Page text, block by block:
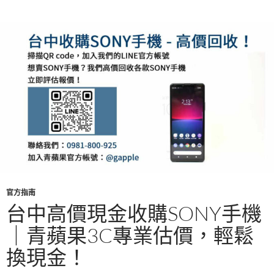
k
官方指南
台中高價現金收購SONY手機
｜青蘋果3C專業估價，輕鬆
換現金！